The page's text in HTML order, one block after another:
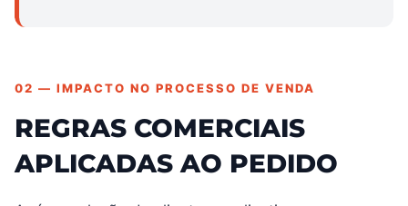
02 — IMPACTO NO PROCESSO DE VENDA
REGRAS COMERCIAIS
APLICADAS AO PEDIDO